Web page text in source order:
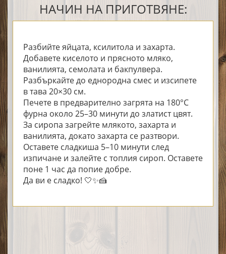
НАЧИН НА ПРИГОТВЯНЕ:
Разбийте яйцата, ксилитола и захарта.
Добавете киселото и прясното мляко,
ванилията, семолата и бакпулвера.
Разбъркайте до еднородна смес и изсипете
в тава 20×30 см.
Печете в предварително загрята на 180°C
фурна около 25–30 минути до златист цвят.
За сиропа загрейте млякото, захарта и
ванилията, докато захарта се разтвори.
Оставете сладкиша 5–10 минути след
изпичане и залейте с топлия сироп. Оставете
поне 1 час да попие добре.
Да ви е сладко! 🤍✨🍰